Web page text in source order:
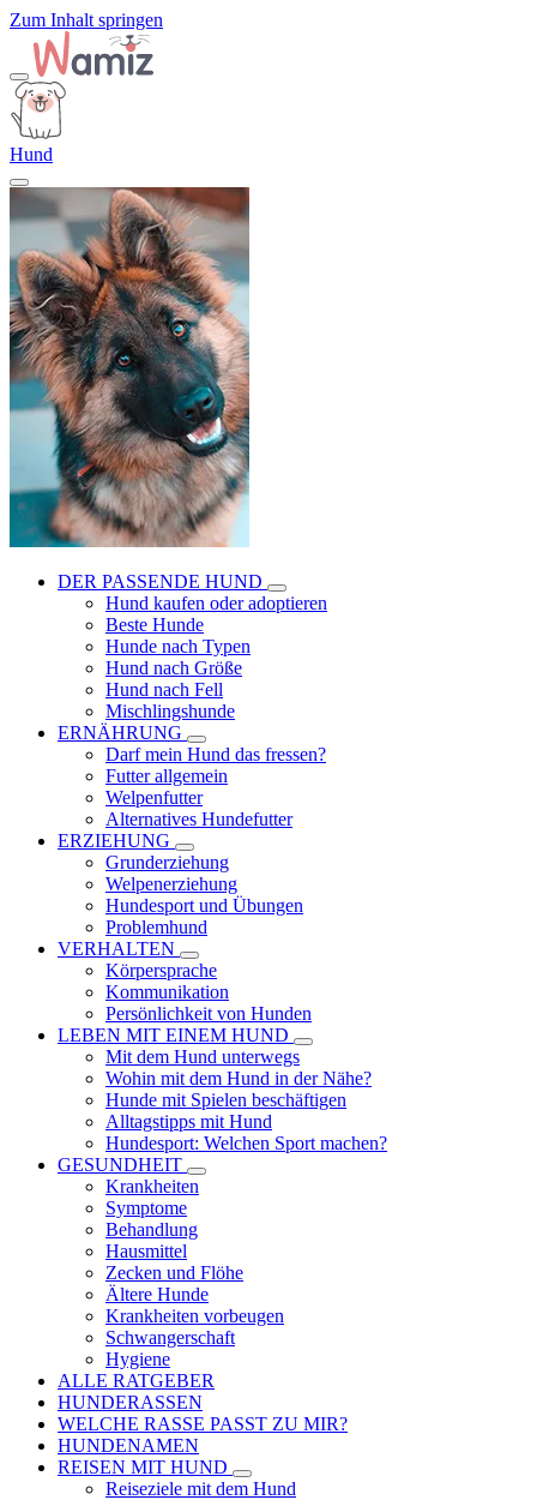
Zum Inhalt springen
Hund
DER PASSENDE HUND
Hund kaufen oder adoptieren
Beste Hunde
Hunde nach Typen
Hund nach Größe
Hund nach Fell
Mischlingshunde
ERNÄHRUNG
Darf mein Hund das fressen?
Futter allgemein
Welpenfutter
Alternatives Hundefutter
ERZIEHUNG
Grunderziehung
Welpenerziehung
Hundesport und Übungen
Problemhund
VERHALTEN
Körpersprache
Kommunikation
Persönlichkeit von Hunden
LEBEN MIT EINEM HUND
Mit dem Hund unterwegs
Wohin mit dem Hund in der Nähe?
Hunde mit Spielen beschäftigen
Alltagstipps mit Hund
Hundesport: Welchen Sport machen?
GESUNDHEIT
Krankheiten
Symptome
Behandlung
Hausmittel
Zecken und Flöhe
Ältere Hunde
Krankheiten vorbeugen
Schwangerschaft
Hygiene
ALLE RATGEBER
HUNDERASSEN
WELCHE RASSE PASST ZU MIR?
HUNDENAMEN
REISEN MIT HUND
Reiseziele mit dem Hund